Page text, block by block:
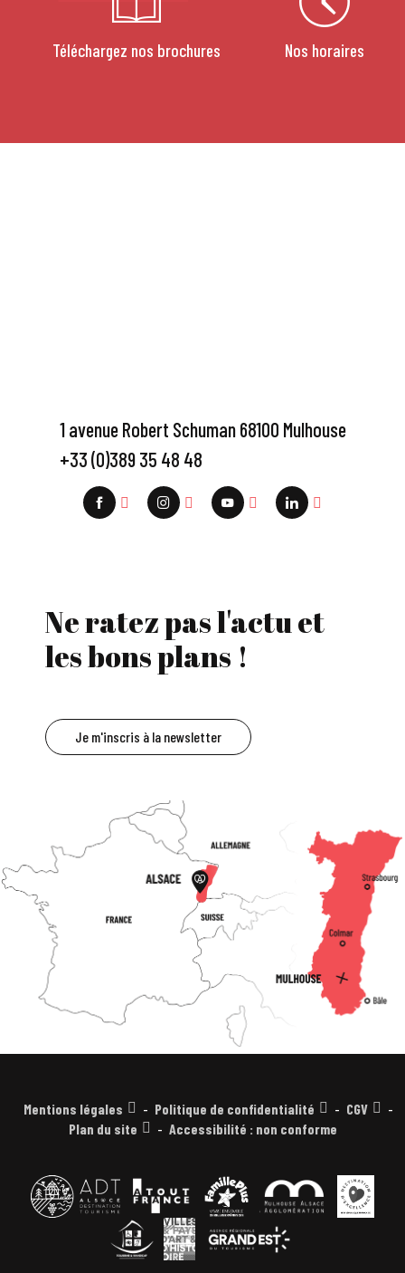
Téléchargez nos brochures Nos horaires
1 avenue Robert Schuman 68100 Mulhouse
+33 (0)389 35 48 48
Ne ratez pas l'actu et
les bons plans !
Je m'inscris à la newsletter
Mentions légales Politique de confidentialité
CGV
Plan du site
Accessibilité : non conforme